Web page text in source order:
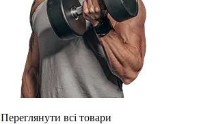
Переглянути всі товари